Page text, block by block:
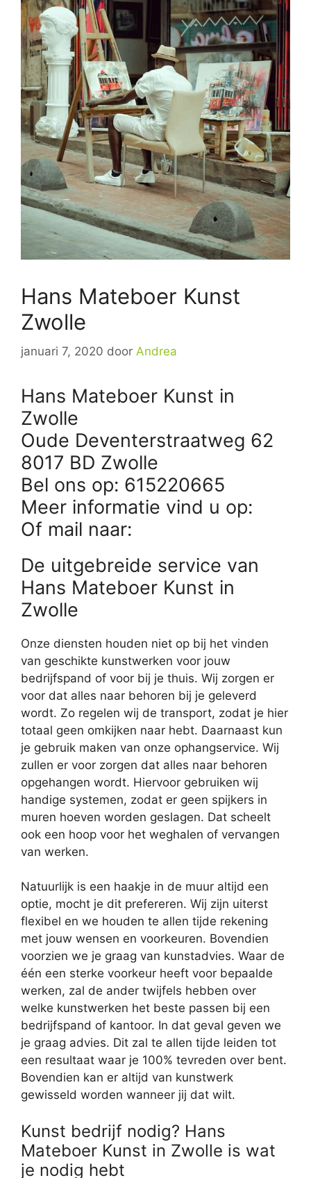
Hans Mateboer Kunst
Zwolle
januari 7, 2020 door Andrea
Hans Mateboer Kunst in
Zwolle
Oude Deventerstraatweg 62
8017 BD Zwolle
Bel ons op: 615220665
Meer informatie vind u op:
Of mail naar:
De uitgebreide service van
Hans Mateboer Kunst in
Zwolle
Onze diensten houden niet op bij het vinden
van geschikte kunstwerken voor jouw
bedrijfspand of voor bij je thuis. Wij zorgen er
voor dat alles naar behoren bij je geleverd
wordt. Zo regelen wij de transport, zodat je hier
totaal geen omkijken naar hebt. Daarnaast kun
je gebruik maken van onze ophangservice. Wij
zullen er voor zorgen dat alles naar behoren
opgehangen wordt. Hiervoor gebruiken wij
handige systemen, zodat er geen spijkers in
muren hoeven worden geslagen. Dat scheelt
ook een hoop voor het weghalen of vervangen
van werken.
Natuurlijk is een haakje in de muur altijd een
optie, mocht je dit prefereren. Wij zijn uiterst
flexibel en we houden te allen tijde rekening
met jouw wensen en voorkeuren. Bovendien
voorzien we je graag van kunstadvies. Waar de
één een sterke voorkeur heeft voor bepaalde
werken, zal de ander twijfels hebben over
welke kunstwerken het beste passen bij een
bedrijfspand of kantoor. In dat geval geven we
je graag advies. Dit zal te allen tijde leiden tot
een resultaat waar je 100% tevreden over bent.
Bovendien kan er altijd van kunstwerk
gewisseld worden wanneer jij dat wilt.
Kunst bedrijf nodig? Hans
Mateboer Kunst in Zwolle is wat
je nodig hebt